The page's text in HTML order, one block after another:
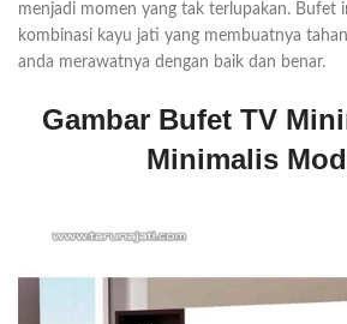
menjadi momen yang tak terlupakan. Bufet
kombinasi kayu jati yang membuatnya
anda merawatnya dengan baik dan benar.
Gambar Bufet TV
Minimalis